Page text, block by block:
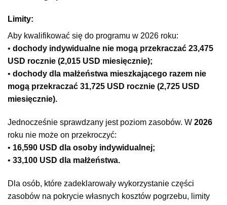
Limity:
Aby kwalifikować się do programu w 2026 roku:
• dochody indywidualne nie mogą przekraczać 23,475
USD rocznie (2,015 USD miesięcznie);
• dochody dla małżeństwa mieszkającego razem nie
mogą przekraczać 31,725 USD rocznie (2,725 USD
miesięcznie).
Jednocześnie sprawdzany jest poziom zasobów. W 2026
roku nie może on przekroczyć:
• 16,590 USD dla osoby indywidualnej;
• 33,100 USD dla małżeństwa.
Dla osób, które zadeklarowały wykorzystanie części
zasobów na pokrycie własnych kosztów pogrzebu, limity